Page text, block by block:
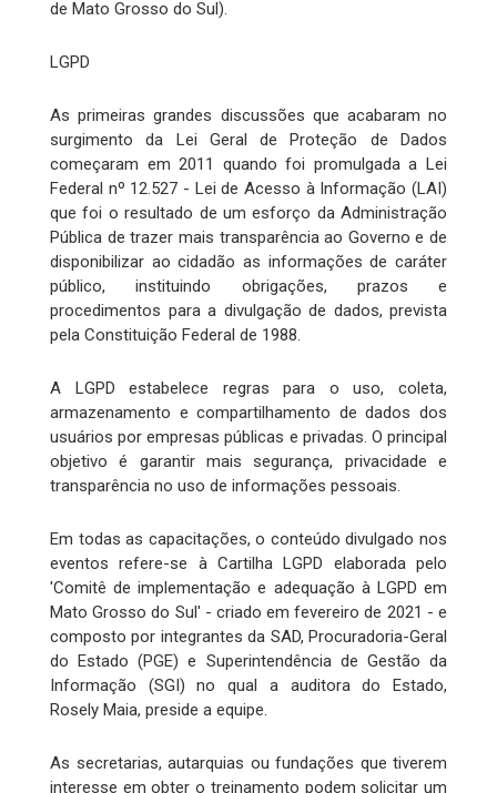
de Mato Grosso do Sul).
LGPD
As primeiras grandes discussões que acabaram no
surgimento da Lei Geral de Proteção de Dados
começaram em 2011 quando foi promulgada a Lei
Federal nº 12.527 - Lei de Acesso à Informação (LAI)
que foi o resultado de um esforço da Administração
Pública de trazer mais transparência ao Governo e de
disponibilizar ao cidadão as informações de caráter
público, instituindo obrigações, prazos e
procedimentos para a divulgação de dados, prevista
pela Constituição Federal de 1988.
A LGPD estabelece regras para o uso, coleta,
armazenamento e compartilhamento de dados dos
usuários por empresas públicas e privadas. O principal
objetivo é garantir mais segurança, privacidade e
transparência no uso de informações pessoais.
Em todas as capacitações, o conteúdo divulgado nos
eventos refere-se à Cartilha LGPD elaborada pelo
'Comitê de implementação e adequação à LGPD em
Mato Grosso do Sul' - criado em fevereiro de 2021 - e
composto por integrantes da SAD, Procuradoria-Geral
do Estado (PGE) e Superintendência de Gestão da
Informação (SGI) no qual a auditora do Estado,
Rosely Maia, preside a equipe.
As secretarias, autarquias ou fundações que tiverem
interesse em obter o treinamento podem solicitar um